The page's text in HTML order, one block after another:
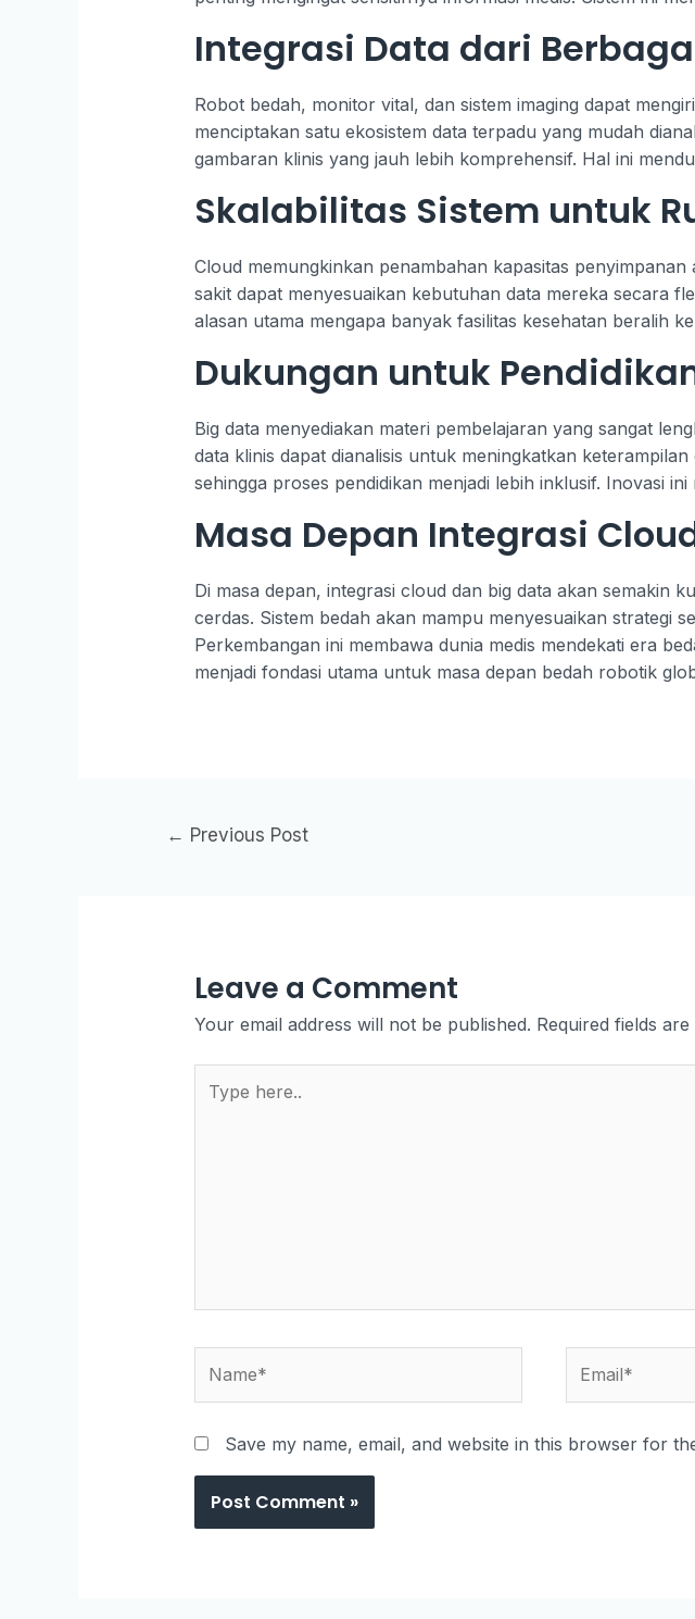
Integrasi Data dari
Robot bedah, monitor vital, dan sistem imaging dapat
menciptakan satu ekosistem data terpadu yang mudah
gambaran klinis yang jauh lebih komprehensif. Hal ini
Skalabilitas Sistem untuk
Cloud memungkinkan penambahan kapasitas
sakit dapat menyesuaikan kebutuhan data mereka secara
alasan utama mengapa banyak fasilitas kesehatan beralih
Dukungan untuk
Big data menyediakan materi pembelajaran yang sangat
data klinis dapat dianalisis untuk meningkatkan
sehingga proses pendidikan menjadi lebih inklusif. Inovasi
Masa Depan Integrasi
Di masa depan, integrasi cloud dan big data akan semakin
cerdas. Sistem bedah akan mampu menyesuaikan strategi
Perkembangan ini membawa dunia medis mendekati era
menjadi fondasi utama untuk masa depan bedah robotik
← Previous Post
Leave a Comment
Your email address will not be published. Required fields
Save my name, email, and website in this browser for